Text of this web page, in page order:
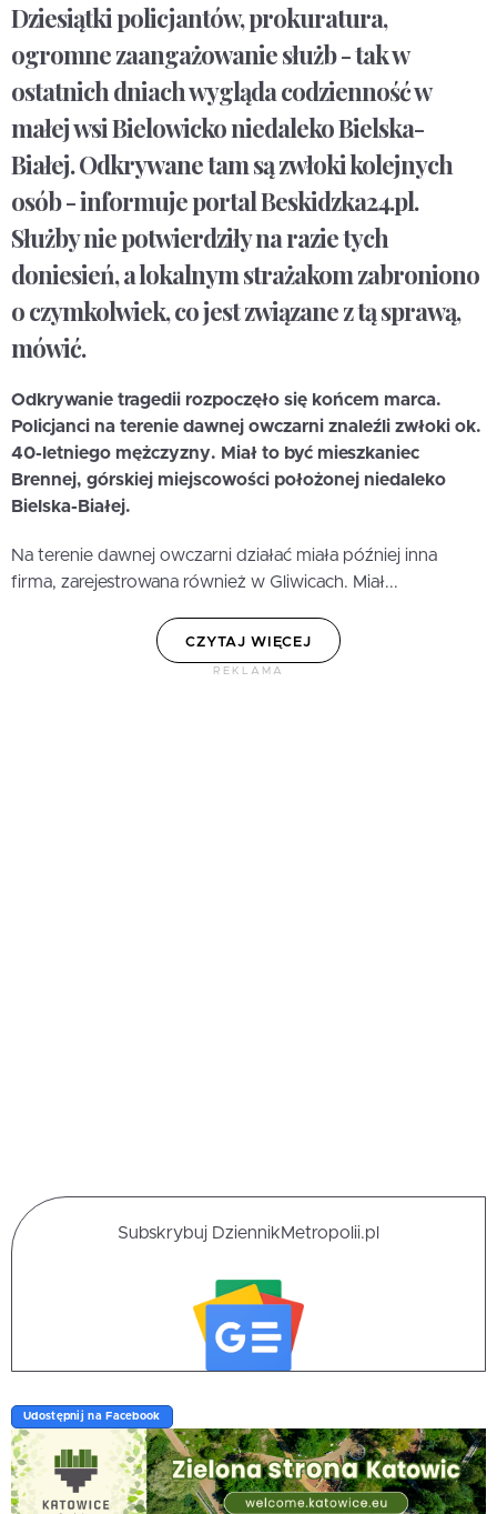
Dziesiątki policjantów, prokuratura,
ogromne zaangażowanie służb - tak w
ostatnich dniach wygląda codzienność w
małej wsi Bielowicko niedaleko Bielska-
Białej. Odkrywane tam są zwłoki kolejnych
osób - informuje portal Beskidzka24.pl.
Służby nie potwierdziły na razie tych
doniesień, a lokalnym strażakom zabroniono
o czymkolwiek, co jest związane z tą sprawą,
mówić.
Odkrywanie tragedii rozpoczęło się końcem marca.
Policjanci na terenie dawnej owczarni znaleźli zwłoki ok.
40-letniego mężczyzny. Miał to być mieszkaniec
Brennej, górskiej miejscowości położonej niedaleko
Bielska-Białej.
Na terenie dawnej owczarni działać miała później inna
firma, zarejestrowana również w Gliwicach. Miał...
CZYTAJ WIĘCEJ
REKLAMA
Subskrybuj DziennikMetropolii.pl
Udostępnij na Facebook